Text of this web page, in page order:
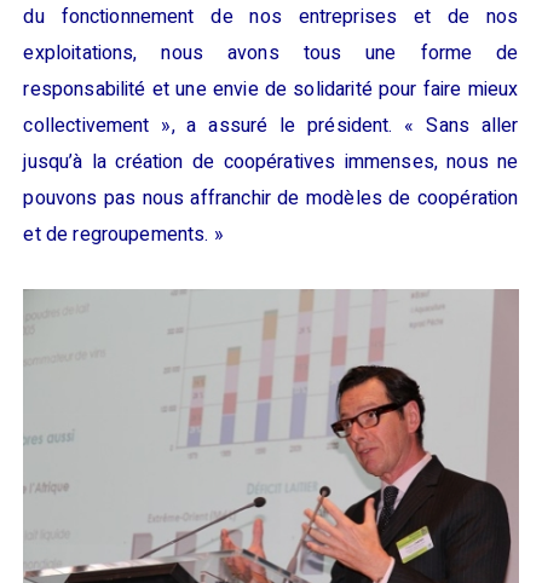
du fonctionnement de nos entreprises et de nos
exploitations, nous avons tous une forme de
responsabilité et une envie de solidarité pour faire mieux
collectivement », a assuré le président. « Sans aller
jusqu’à la création de coopératives immenses, nous ne
pouvons pas nous affranchir de modèles de coopération
et de regroupements. »